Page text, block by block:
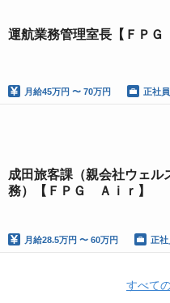
運航業務管理室長【ＦＰＧ
月給45万円 〜 70万円 正社員
成田旅客課（親会社ウェル
務）【ＦＰＧ Ａｉｒ】
月給28.5万円 〜 60万円 正社
すべて